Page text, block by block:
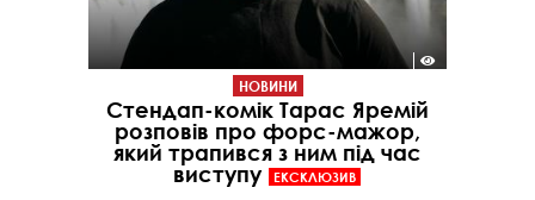
НОВИНИ
Стендап-комік Тарас Яремій
розповів про форс-мажор,
який трапився з ним під час
виступу
ЕКСКЛЮЗИВ